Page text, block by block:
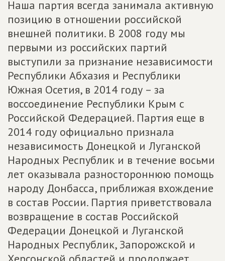
Наша партия всегда занимала активную
позицию в отношении российской
внешней политики. В 2008 году мы
первыми из российских партий
выступили за признание независимости
Республики Абхазия и Республики
Южная Осетия, в 2014 году – за
воссоединение Республики Крым с
Российской Федерацией. Партия еще в
2014 году официально признала
независимость Донецкой и Луганской
Народных Республик и в течение восьми
лет оказывала разностороннюю помощь
народу Донбасса, приближая вхождение
в состав России. Партия приветствовала
возвращение в состав Российской
Федерации Донецкой и Луганской
Народных Республик, Запорожской и